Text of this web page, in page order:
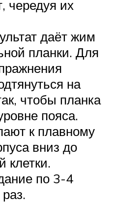
чередуя их
даёт жим
планки. Для
на
чтобы планка
пояса.
к плавному
вниз до
клетки.
по 3-4